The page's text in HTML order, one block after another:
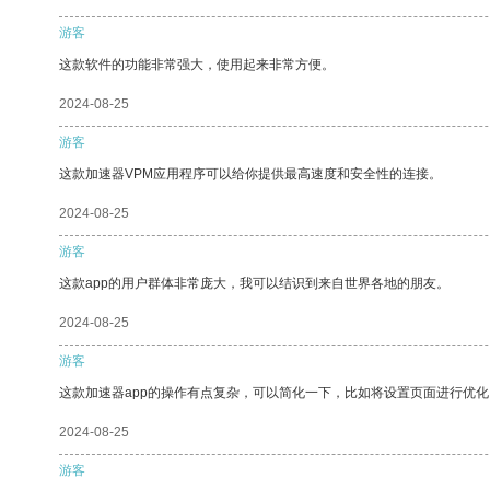
游客
这款软件的功能非常强大，使用起来非常方便。
2024-08-25
游客
这款加速器VPM应用程序可以给你提供最高速度和安全性的连接。
2024-08-25
游客
这款app的用户群体非常庞大，我可以结识到来自世界各地的朋友。
2024-08-25
游客
这款加速器app的操作有点复杂，可以简化一下，比如将设置页面进行优
2024-08-25
游客